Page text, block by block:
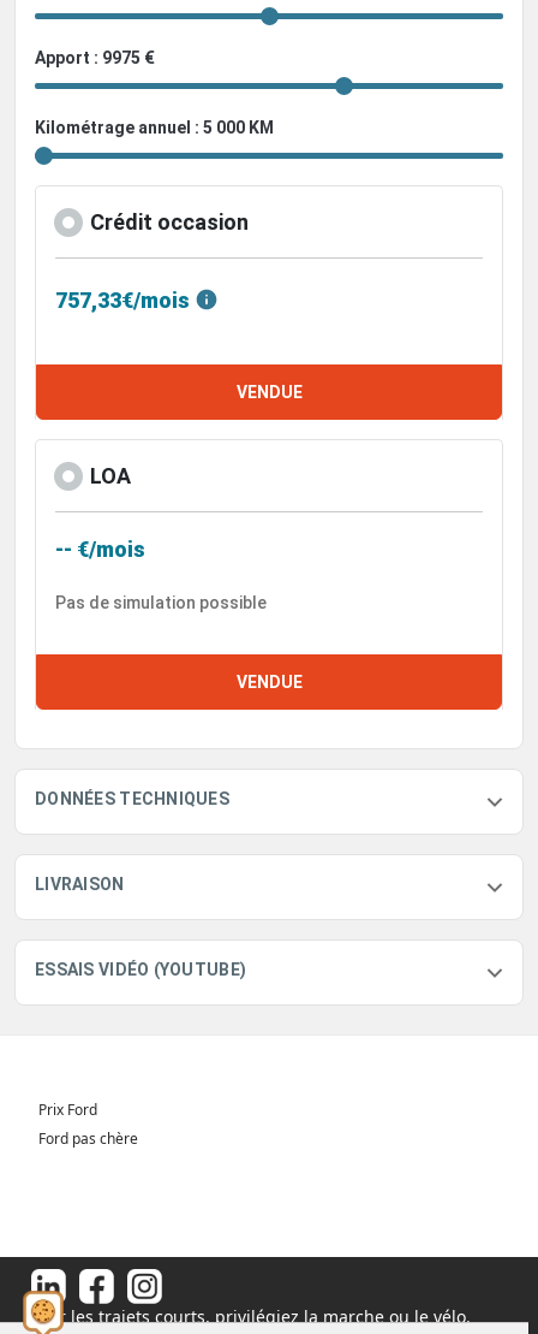
Apport : 9975 €
Kilométrage annuel : 5 000 KM
Crédit occasion
757,33€/mois
VENDUE
LOA
-- €/mois
Pas de simulation possible
VENDUE
DONNÉES TECHNIQUES
LIVRAISON
ESSAIS VIDÉO (YOUTUBE)
Prix Ford
Ford pas chère
Pour les trajets courts, privilégiez la marche ou le vélo.